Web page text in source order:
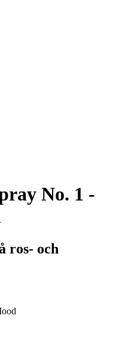
No. 1 -
ros- och